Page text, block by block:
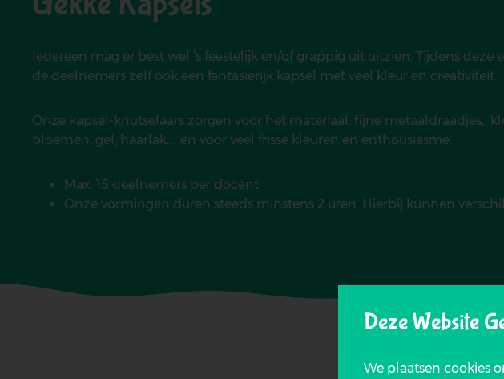
Iedereen mag er best wel ’s feestelijk en/of grappig uit uitzien. Tijdens
de deelnemers zelf ook een fantasierijk kapsel met veel kleur en creativiteit.
Onze kapsel-knutselaars zorgen voor het materiaal: fijne metaaldraadjes,
bloemen, gel, haarlak… en voor veel frisse kleuren en enthousiasme.
Max. 15 deelnemers per docent
Onze vormingen duren steeds minstens 2 uren. Hierbij kunnen
Deze Website
We plaatsen cookies